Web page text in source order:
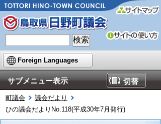
Foreign Languages
サブメニュー表示 切替
町議会
議会だより
ひの議会だよりNo.118(平成30年7月発行)